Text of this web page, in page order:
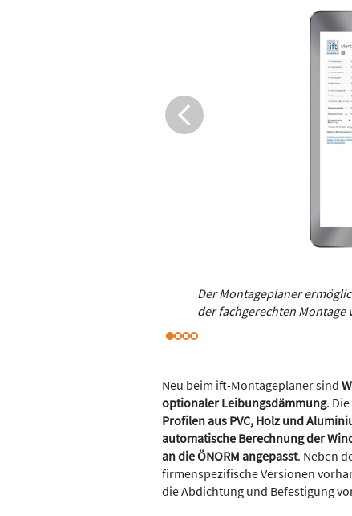
Der Montageplaner
der fachgerechten Montage
Neu beim ift-Montageplaner sind
optionaler Leibungsdämmung.
Profilen aus PVC, Holz und
automatische Berechnung der
an die ÖNORM angepasst. Neben
firmenspezifische Versionen
die Abdichtung und Befestigung